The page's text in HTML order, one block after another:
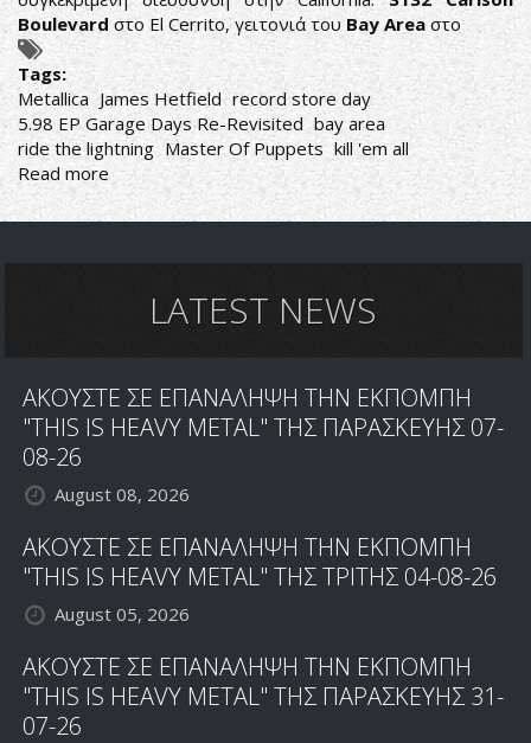
Boulevard στο El Cerrito, γειτονιά του Bay Area στο
Tags:
Metallica James Hetfield record store day
5.98 EP Garage Days Re-Revisited bay area
ride the lightning Master Of Puppets kill 'em all
Read more about
METALLICA:
Η
JAMES
ΑΠΟ
ΤΑ
LATEST NEWS
ΑΚΟΥΣΤΕ ΣΕ ΕΠΑΝΑΛΗΨΗ ΤΗΝ ΕΚΠΟΜΠΗ
"THIS IS HEAVY METAL" ΤΗΣ ΠΑΡΑΣΚΕΥΗΣ 07-
08-26
August 08, 2026
ΑΚΟΥΣΤΕ ΣΕ ΕΠΑΝΑΛΗΨΗ ΤΗΝ ΕΚΠΟΜΠΗ
"THIS IS HEAVY METAL" ΤΗΣ ΤΡΙΤΗΣ 04-08-26
August 05, 2026
ΑΚΟΥΣΤΕ ΣΕ ΕΠΑΝΑΛΗΨΗ ΤΗΝ ΕΚΠΟΜΠΗ
"THIS IS HEAVY METAL" ΤΗΣ ΠΑΡΑΣΚΕΥΗΣ 31-
07-26